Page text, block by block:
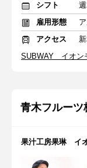
シフト
雇用形態
アクセス
SUBWAY イオン
青木フルーツ
果汁工房果琳 イ